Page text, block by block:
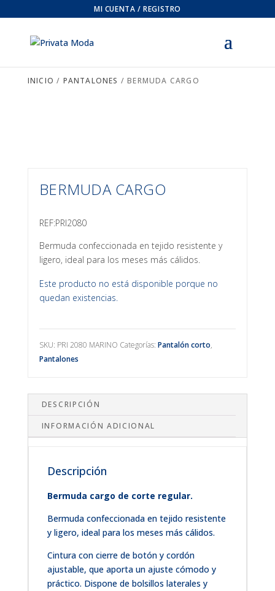
MI CUENTA / REGISTRO
INICIO / PANTALONES / BERMUDA CARGO
BERMUDA CARGO
REF:PRI2080
Bermuda confeccionada en tejido resistente y
ligero, ideal para los meses más cálidos.
Este producto no está disponible porque no
quedan existencias.
SKU: PRI 2080 MARINO Categorías: Pantalón corto,
Pantalones
DESCRIPCIÓN
INFORMACIÓN ADICIONAL
Descripción
Bermuda cargo de corte regular.
Bermuda confeccionada en tejido resistente
y ligero, ideal para los meses más cálidos.
Cintura con cierre de botón y cordón
ajustable, que aporta un ajuste cómodo y
práctico. Dispone de bolsillos laterales y